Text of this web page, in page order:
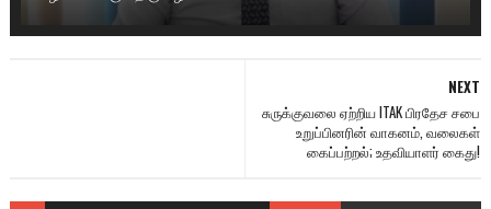
NEXT
சுருக்குவலை ஏற்றிய ITAK பிரதேச சபை
உறுப்பினரின் வாகனம், வலைகள்
கைப்பற்றல்; உதவியாளர் கைது!